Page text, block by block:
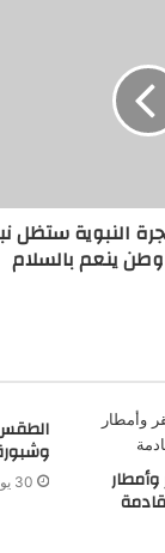
النبوية ستظل
وطن ينعم بالسلام
الطقس
وشبورة
30 يونيو، 2025